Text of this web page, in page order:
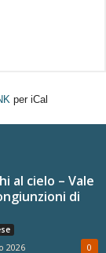
per iCal
al cielo – Vale
di
2026 0